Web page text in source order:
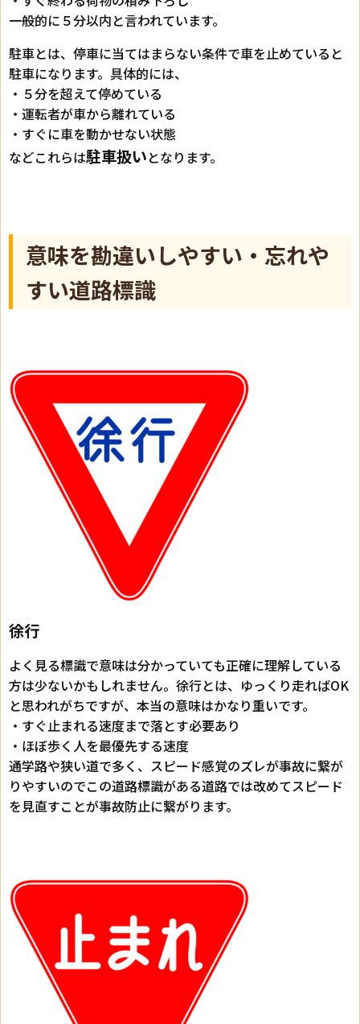
一般的に５分以内と言われています。
駐車とは、停車に当てはまらない条件で車を止めていると
駐車になります。具体的には、
・５分を超えて停めている
・運転者が車から離れている
・すぐに車を動かせない状態
などこれらは駐車扱いとなります。
意味を勘違いしやすい・忘れや
すい道路標識
徐行
よく見る標識で意味は分かっていても正確に理解している
方は少ないかもしれません。徐行とは、ゆっくり走ればOK
と思われがちですが、本当の意味はかなり重いです。
・すぐ止まれる速度まで落とす必要あり
・ほぼ歩く人を最優先する速度
通学路や狭い道で多く、スピード感覚のズレが事故に繋が
りやすいのでこの道路標識がある道路では改めてスピード
を見直すことが事故防止に繋がります。